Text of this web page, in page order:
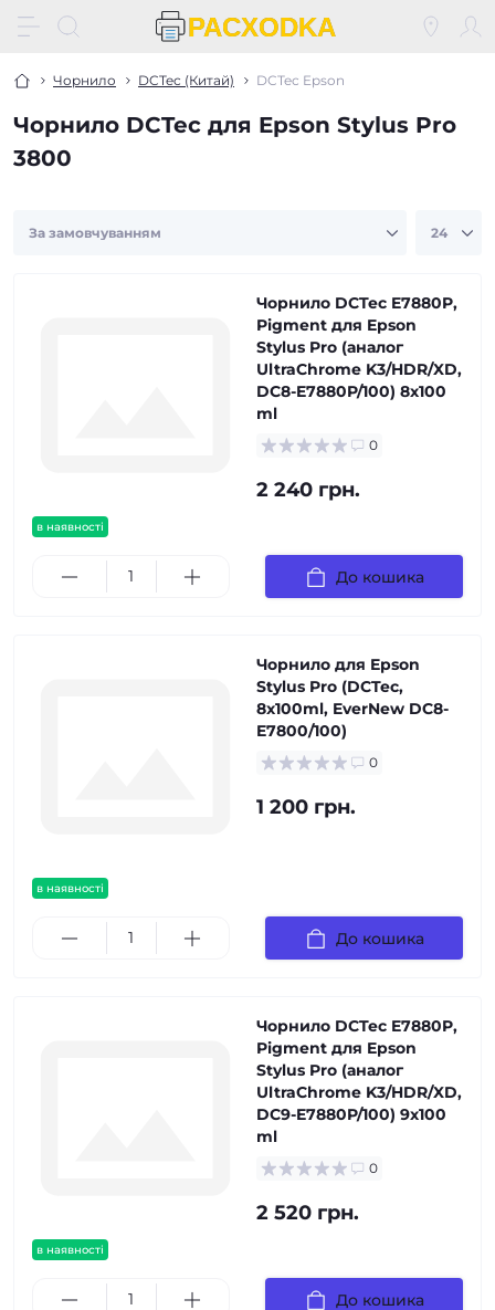
Чорнило DCTec (Китай) DCTec Epson
Чорнило DCTec для Epson Stylus Pro
3800
в наявності
Чорнило DCTec E7880P,
Pigment для Epson
Stylus Pro (аналог
UltraChrome K3/HDR/XD,
DC8-E7880P/100) 8x100
ml
0
2 240 грн.
До кошика
в наявності
Чорнило для Epson
Stylus Pro (DCTec,
8x100ml, EverNew DC8-
E7800/100)
0
1 200 грн.
До кошика
в наявності
Чорнило DCTec E7880P,
Pigment для Epson
Stylus Pro (аналог
UltraChrome K3/HDR/XD,
DC9-E7880P/100) 9x100
ml
0
2 520 грн.
До кошика